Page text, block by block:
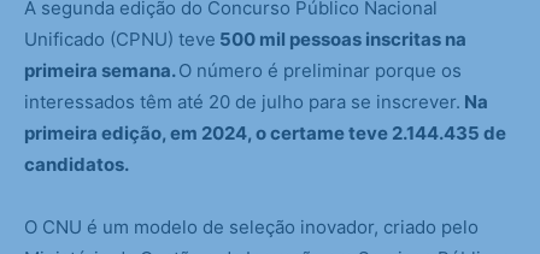
A segunda edição do Concurso Público Nacional
Unificado (CPNU) teve 500 mil pessoas inscritas na
primeira semana.O número é preliminar porque os
interessados têm até 20 de julho para se inscrever. Na
primeira edição, em 2024, o certame teve 2.144.435 de
candidatos.
O CNU é um modelo de seleção inovador, criado pelo